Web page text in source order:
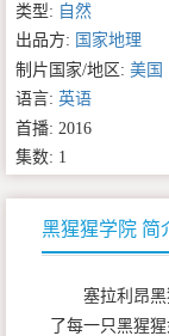
类型: 自然
出品方: 国家地理
制片国家/地区: 美国
语言: 英语
首播: 2016
集数: 1
黑猩猩学院 简
塞拉利昂
了每一只黑猩